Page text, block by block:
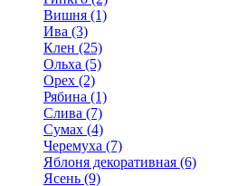
Вишня (1)
Ива (3)
Клен (25)
Ольха (5)
Орех (2)
Рябина (1)
Слива (7)
Сумах (4)
Черемуха (7)
Яблоня декоративная (6)
Ясень (9)